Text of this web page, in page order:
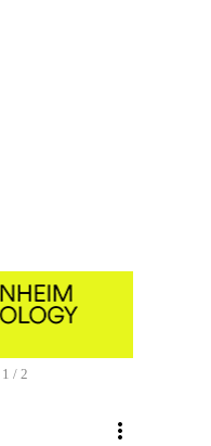
1 / 2
more_vert